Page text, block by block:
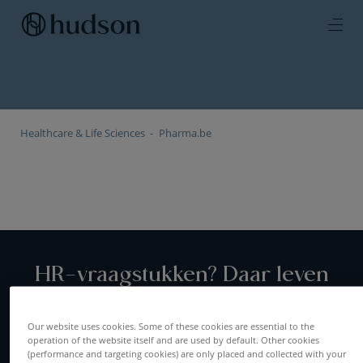
Healthcare & Life Sciences Pharma.be
HR-vraagstukken? Daar leven
Our website uses cookies. Some of these cookies are essential to the
operation of the website itself and are used by default. Other cookies
(performance and targeting cookies) are only placed and collected with your